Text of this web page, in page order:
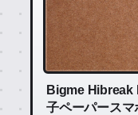
Bigme Hibreak
子ペーパースマ